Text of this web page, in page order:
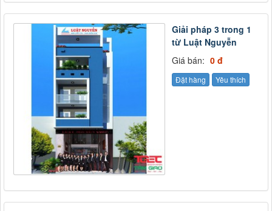
Giải pháp 3 trong 1
từ Luật Nguyễn
Giá bán: 0 đ
Đặt hàng Yêu thích